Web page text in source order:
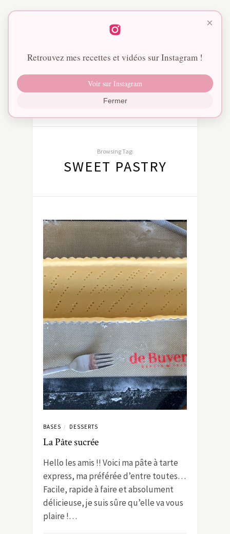
Browsing Tag:
SWEET PASTRY
BASES / DESSERTS
La Pâte sucrée
Hello les amis !! Voici ma pâte à tarte
express, ma préférée d’entre toutes…
Facile, rapide à faire et absolument
délicieuse, je suis sûre qu’elle va vous
plaire !…
×
Retrouvez mes recettes et vidéos sur Instagram !
Voir sur Instagram
Fermer